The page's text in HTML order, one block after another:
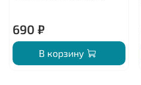
690 ₽
В корзину